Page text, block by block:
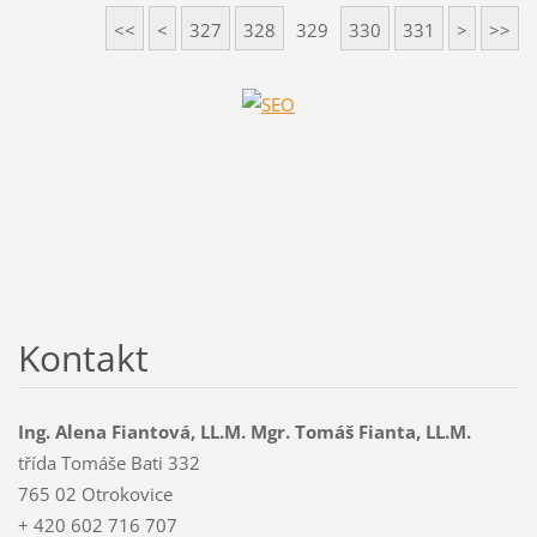
<< < 327 328 329 330 331 > >>
Kontakt
Ing. Alena Fiantová, LL.M. Mgr. Tomáš Fianta, LL.M.
třída Tomáše Bati 332
765 02 Otrokovice
+ 420 602 716 707